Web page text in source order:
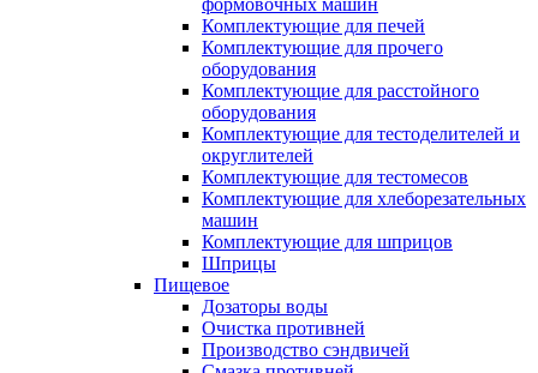
формовочных машин
Комплектующие для печей
Комплектующие для прочего
оборудования
Комплектующие для расстойного
оборудования
Комплектующие для тестоделителей и
округлителей
Комплектующие для тестомесов
Комплектующие для хлеборезательных
машин
Комплектующие для шприцов
Шприцы
Пищевое
Дозаторы воды
Очистка противней
Производство сэндвичей